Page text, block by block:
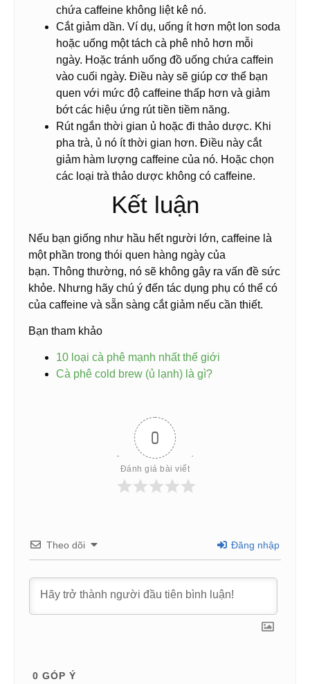
chứa caffeine không liệt kê nó.
Cắt giảm dần. Ví dụ, uống ít hơn một lon soda
hoặc uống một tách cà phê nhỏ hơn mỗi
ngày. Hoặc tránh uống đồ uống chứa caffein
vào cuối ngày. Điều này sẽ giúp cơ thể bạn
quen với mức độ caffeine thấp hơn và giảm
bớt các hiệu ứng rút tiền tiềm năng.
Rút ngắn thời gian ủ hoặc đi thảo dược. Khi
pha trà, ủ nó ít thời gian hơn. Điều này cắt
giảm hàm lượng caffeine của nó. Hoặc chọn
các loại trà thảo dược không có caffeine.
Kết luận
Nếu bạn giống như hầu hết người lớn, caffeine là
một phần trong thói quen hàng ngày của
bạn. Thông thường, nó sẽ không gây ra vấn đề sức
khỏe. Nhưng hãy chú ý đến tác dụng phụ có thể có
của caffeine và sẵn sàng cắt giảm nếu cần thiết.
Bạn tham khảo
10 loại cà phê mạnh nhất thế giới
Cà phê cold brew (ủ lạnh) là gì?
0
Đánh giá bài viết
Theo dõi Đăng nhập
0 GÓP Ý